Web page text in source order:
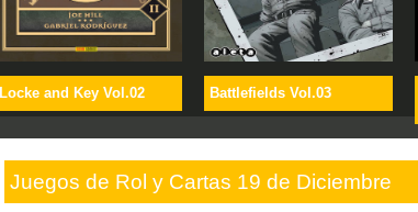
Locke and Key Vol.02 Battlefields Vol.03
Juegos de Rol y Cartas 19 de Diciembre